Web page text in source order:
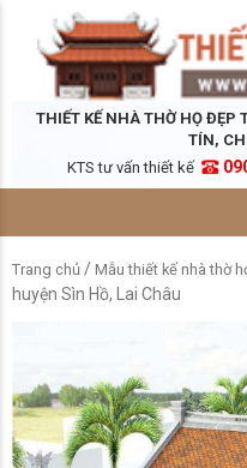
THIẾT KẾ NHÀ THỜ HỌ ĐẸP
TÍN,
KTS tư vấn thiết kế
Trang chủ / Mẫu thiết kế nhà thờ
huyện Sìn Hồ, Lai Châu